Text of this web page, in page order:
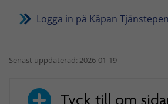
Logga in på Kåpan
Senast uppdaterad: 2026-01-19
Tyck till om